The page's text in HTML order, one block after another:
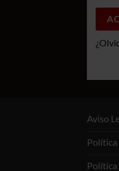
Aviso
Política
Política